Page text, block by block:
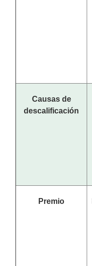
Causas de
descalificación
Premio